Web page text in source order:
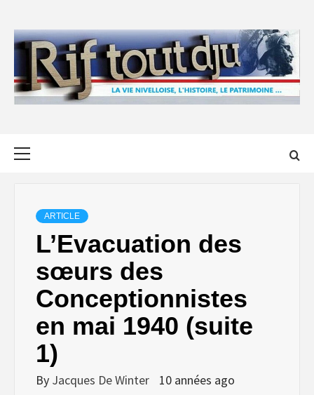
content
ARTICLE
L’Evacuation des
sœurs des
Conceptionnistes
en mai 1940 (suite
1)
By Jacques De Winter 10 années ago